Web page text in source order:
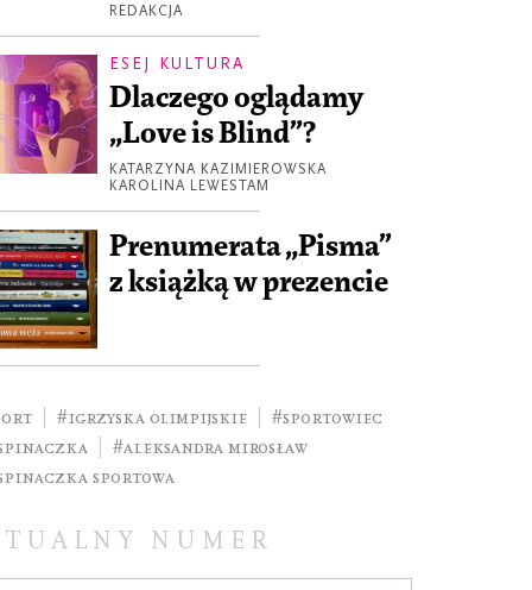
REDAKCJA
ESEJ KULTURA
Dlaczego oglądamy
„Love is Blind”?
KATARZYNA KAZIMIEROWSKA
KAROLINA LEWESTAM
Prenumerata „Pisma”
z książką w prezencie
#Igrzyska Olimpijskie
#sportowiec
#Aleksandra Mirosław
sportowa
NUMER